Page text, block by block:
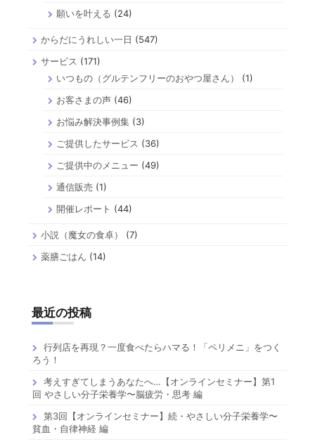
願いを叶える (24)
からだにうれしい一日 (547)
サービス (171)
いつもの（グルテンフリーのおやつ屋さん）
(1)
お客さまの声 (46)
お悩み解決事例集 (3)
ご提供したサービス (36)
ご提供中のメニュー (49)
通信販売 (1)
開催レポート (44)
小説（魔女の食卓）
(7)
薬膳ごはん (14)
最近の投稿
行列店を再現？一度食べたらハマる！「ペリメニ」をつく
ろう！
考えすぎてしまうあなたへ…【オンラインセミナー】第1
回 やさしい分子栄養学〜脳疲労・思考 編
第3回【オンラインセミナー】続・やさしい分子栄養学〜
貧血・自律神経 編